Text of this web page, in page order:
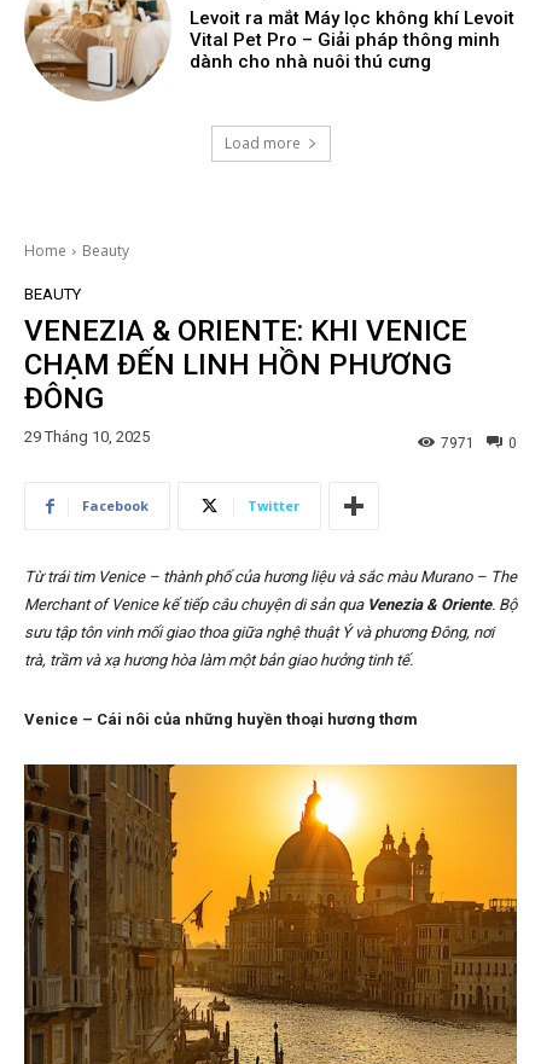
Levoit ra mắt Máy lọc không khí Levoit
Vital Pet Pro – Giải pháp thông minh
dành cho nhà nuôi thú cưng
Load more